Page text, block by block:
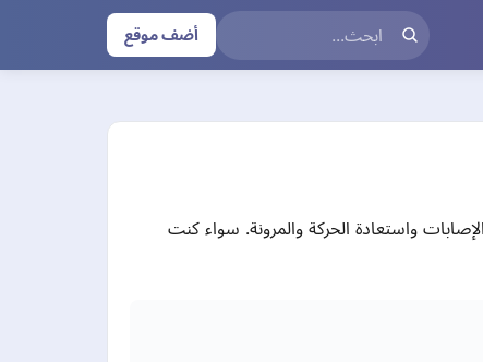
أضف موقع
واستعادة الحركة والمرونة. سواء كنت